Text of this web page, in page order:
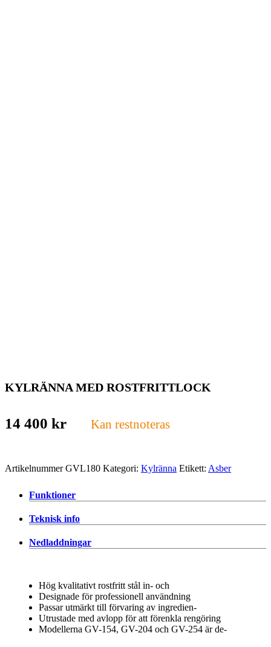
KYLRÄNNA MED ROSTFRITTLOCK
14 400 kr Kan restnoteras
ArtikelnummerGVL180 Kategori: Kylränna Etikett: Asber
Funktioner
Teknisk info
Nedladdningar
Hög kvalitativt rostfritt stål in- och
Designade för professionell användning
Passar utmärkt till förvaring av ingredien-
Utrustade med avlopp för att förenkla rengöring
Modellerna GV-154, GV-204 och GV-254 är de-